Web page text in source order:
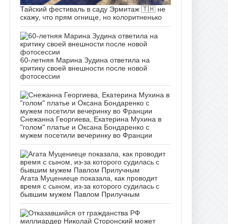
Тайский фестиваль в саду Эрмитаж 🇹🇭 не
скажу, что прям огнище, но колоритненько
60-летняя Марина Зудина ответила на
критику своей внешности после новой
фотосессии
Снежанна Георгиева, Екатерина Мухина в
"голом" платье и Оксана Бондаренко с
мужем посетили вечеринку во Франции
Агата Муцениеце показала, как проводит
время с сыном, из-за которого судилась с
бывшим мужем Павлом Прилучным